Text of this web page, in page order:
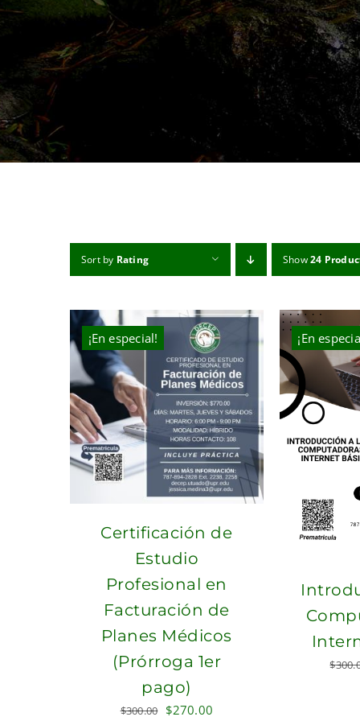
Sort by Rating Show24
¡En especial!
Certificación de
Estudio
Profesional en
Facturación de
Planes Médicos
(Prórroga 1er
pago)
$300.00 Original
$270.00
¡En
$